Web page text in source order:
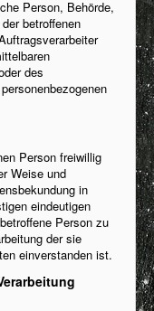
Person, Behörde,
betroffenen
des
Person freiwillig
Weise und
in
eindeutigen
Person zu
der sie
einverstanden ist.